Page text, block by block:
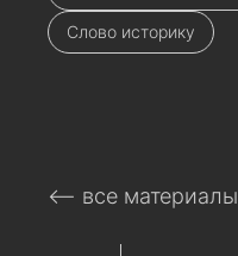
Слово историку
⟵ все материалы